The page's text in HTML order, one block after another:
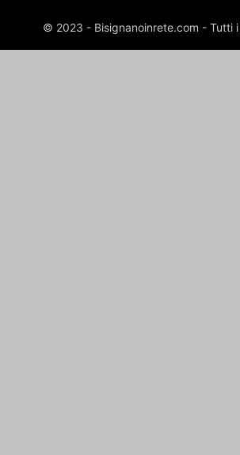
© 2023 - Bisignanoinrete.com - Tutti